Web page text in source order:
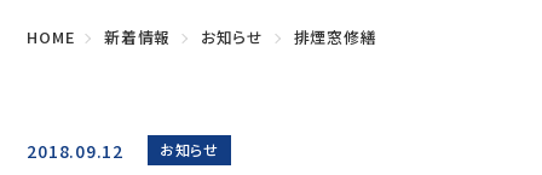
HOME 新着情報 お知らせ 排煙窓修繕
2018.09.12 お知らせ